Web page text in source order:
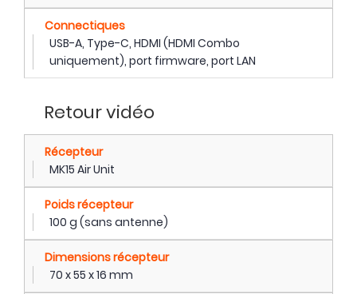
Connectiques
USB-A, Type-C, HDMI (HDMI Combo
uniquement), port firmware, port LAN
Retour vidéo
Récepteur
MK15 Air Unit
Poids récepteur
100 g (sans antenne)
Dimensions récepteur
70 x 55 x 16 mm